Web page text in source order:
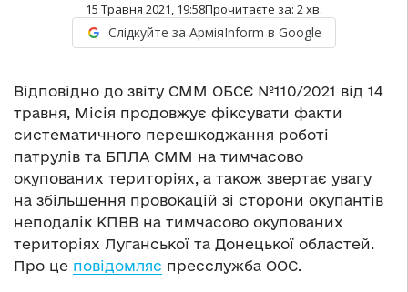
15 Травня 2021, 19:58Прочитаєте за: 2хв.
Слідкуйте за АрміяInform в Google
Відповідно до звіту СММ ОБСЄ №110/2021 від 14
травня, Місія продовжує фіксувати факти
систематичного перешкоджання роботі
патрулів та БПЛА СММ на тимчасово
окупованих територіях, а також звертає увагу
на збільшення провокацій зі сторони окупантів
неподалік КПВВ на тимчасово окупованих
територіях Луганської та Донецької областей.
Про це повідомляє пресслужба ООС.